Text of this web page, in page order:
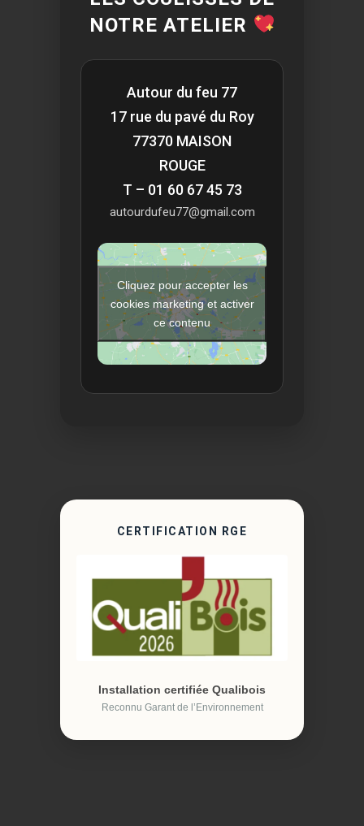
NOTRE ATELIER
Autour du feu 77
17 rue du pavé du Roy
77370 MAISON
ROUGE
T – 01 60 67 45 73
autourdufeu77@gmail.com
Cliquez pour accepter les
cookies marketing et activer
ce contenu
CERTIFICATION RGE
Installation certifiée Qualibois
Reconnu Garant de l’Environnement